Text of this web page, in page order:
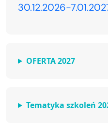
30.12.2026-
OFERTA 2027
Tematyka szkoleń